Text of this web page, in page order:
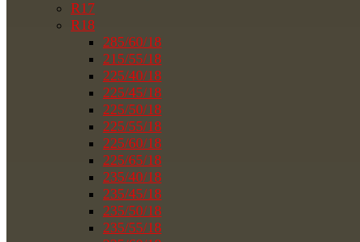
R17
R18
285/60/18
215/55/18
225/40/18
225/45/18
225/50/18
225/55/18
225/60/18
225/65/18
235/40/18
235/45/18
235/50/18
235/55/18